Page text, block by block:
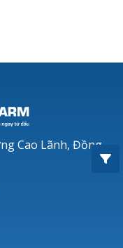
Cao Lãnh, Đồng